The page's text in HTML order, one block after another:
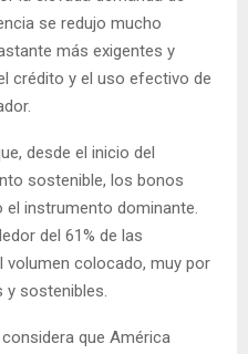
se redujo mucho
más exigentes y
crédito y el uso efectivo de
desde el inicio del
sostenible, los bonos
instrumento dominante.
del 61% de las
volumen colocado, muy por
y sostenibles.
que América